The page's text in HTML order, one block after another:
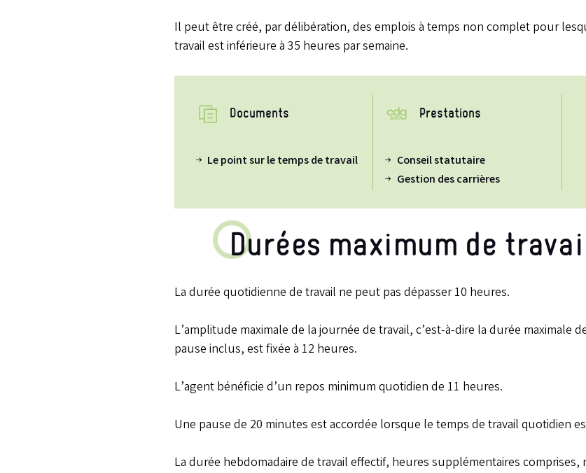
Il peut être créé, par délibération, des emplois à temps non complet pour
travail est inférieure à 35 heures par semaine.
Documents
Le point sur le temps de travail
Prestations
Conseil statutaire
Gestion des carrières
Durées maximum de
La durée quotidienne de travail ne peut pas dépasser 10 heures.
L’amplitude maximale de la journée de travail, c’est-à-dire la durée maximale
pause inclus, est fixée à 12 heures.
L’agent bénéficie d’un repos minimum quotidien de 11 heures.
Une pause de 20 minutes est accordée lorsque le temps de travail quotidien
La durée hebdomadaire de travail effectif, heures supplémentaires comprises,